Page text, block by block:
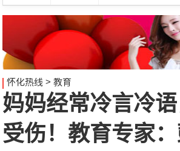
怀化热线 > 教育
妈妈经常冷言冷
受伤！教育专家